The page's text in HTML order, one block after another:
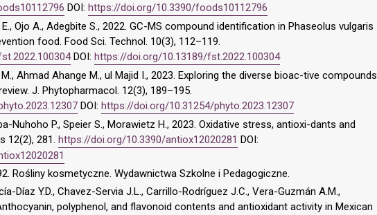
DOI: https://doi.org/10.3390/foods10112796
Ojo A., Adegbite S., 2022. GC-MS compound identification in Phaseolus vulgaris
food. Food Sci. Technol. 10(3), 112–119.
DOI: https://doi.org/10.13189/fst.2022.100304
Ahmad Ahange M., ul Majid I., 2023. Exploring the diverse bioac-tive compounds
J. Phytopharmacol. 12(3), 189–195.
DOI: https://doi.org/10.31254/phyto.2023.12307
Nuhoho P., Speier S., Morawietz H., 2023. Oxidative stress, antioxi-dants and
12(2), 281. https://doi.org/10.3390/antiox12020281 DOI:
Rośliny kosmetyczne. Wydawnictwa Szkolne i Pedagogiczne.
Díaz Y.D., Chavez-Servia J.L., Carrillo-Rodríguez J.C., Vera-Guzmán A.M.,
polyphenol, and flavonoid contents and antioxidant activity in Mexican